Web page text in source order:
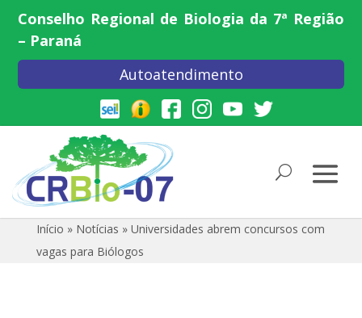
Conselho Regional de Biologia da 7ª Região
– Paraná
Autoatendimento
Início » Notícias » Universidades abrem concursos com
vagas para Biólogos